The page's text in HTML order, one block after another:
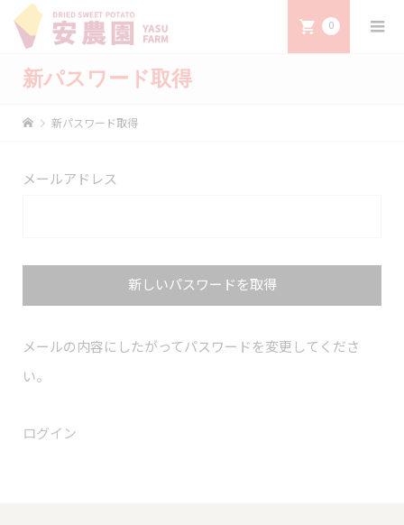
0
新パスワード取得
新パスワード取得
メールアドレス
メールの内容にしたがってパスワードを変更してくださ
い。
ログイン